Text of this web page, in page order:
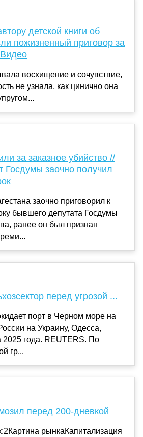
детской книги об
пожизненный приговор за
восхищение и сочувствие,
не узнала, как цинично она
за заказное убийство //
Госдумы заочно получил
заочно приговорил к
бывшего депутата Госдумы
ранее он был признан
перед угрозой ...
порт в Черном море на
на Украину, Одесса,
2025 года. REUTERS. По
гр...
перед 200-дневкой
рынкаКапитализация